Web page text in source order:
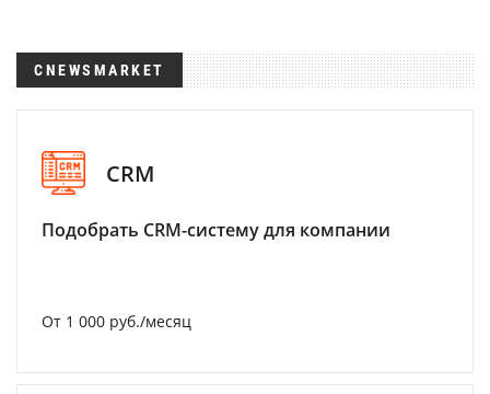
CNEWSMARKET
CRM
Подобрать CRM-систему для компании
От 1 000 руб./месяц